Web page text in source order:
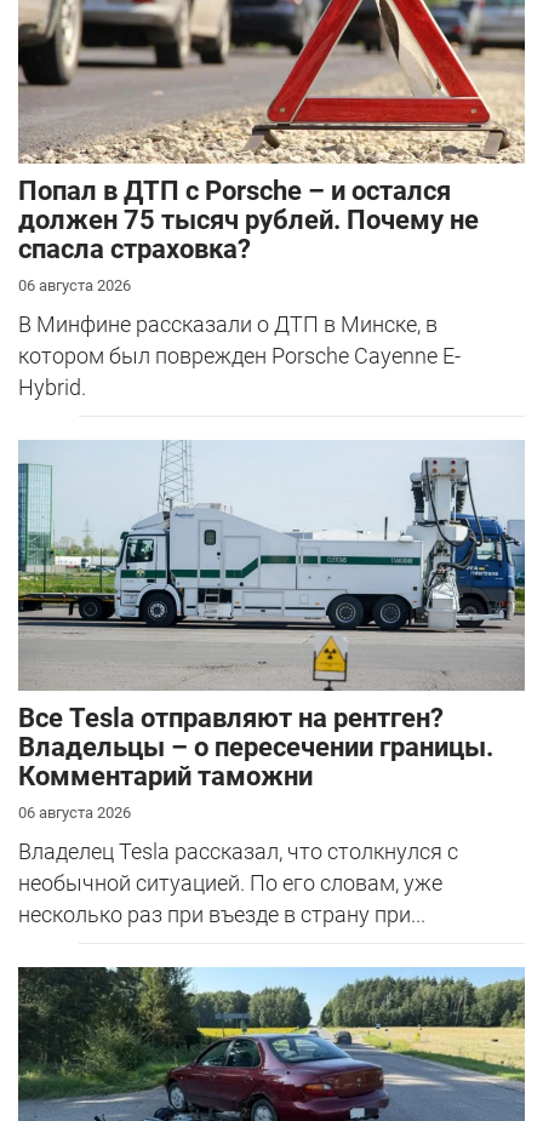
​Попал в ДТП с Porsche – и остался
должен 75 тысяч рублей. Почему не
спасла страховка?
06 августа 2026
В Минфине рассказали о ДТП в Минске, в
котором был поврежден Porsche Cayenne E-
Hybrid.
Все Tesla отправляют на рентген?
Владельцы – о пересечении границы.
Комментарий таможни
06 августа 2026
Владелец Tesla рассказал, что столкнулся с
необычной ситуацией. По его словам, уже
несколько раз при въезде в страну при...